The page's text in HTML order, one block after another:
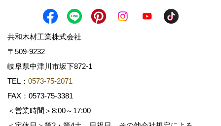
共和木材工業株式会社
〒509-9232
岐阜県中津川市坂下872‐1
TEL： 0573-75-2071
FAX：0573-75-3381
＜営業時間＞8:00～17:00